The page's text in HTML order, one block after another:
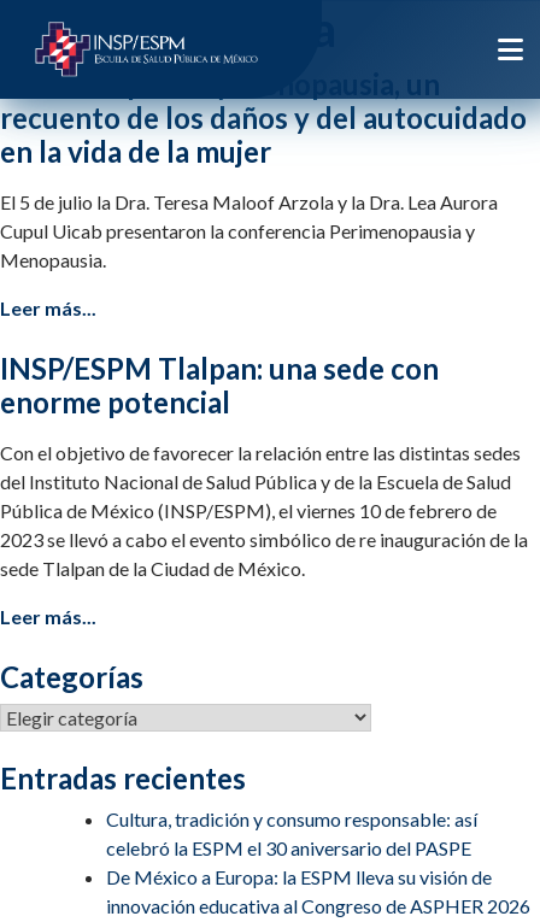
Etiqueta:
Perimenopausia y menopausia, un
recuento de los daños y del autocuidado
en la vida de la mujer
El 5 de julio la Dra. Teresa Maloof Arzola y la Dra. Lea Aurora
Cupul Uicab presentaron la conferencia Perimenopausia y
Menopausia.
Leer más...
INSP/ESPM Tlalpan: una sede con
enorme potencial
Con el objetivo de favorecer la relación entre las distintas sedes
del Instituto Nacional de Salud Pública y de la Escuela de Salud
Pública de México (INSP/ESPM), el viernes 10 de febrero de
2023 se llevó a cabo el evento simbólico de re inauguración de la
sede Tlalpan de la Ciudad de México.
Leer más...
Categorías
Categorías
Entradas recientes
Cultura, tradición y consumo responsable: así
celebró la ESPM el 30 aniversario del PASPE
De México a Europa: la ESPM lleva su visión de
innovación educativa al Congreso de ASPHER 2026